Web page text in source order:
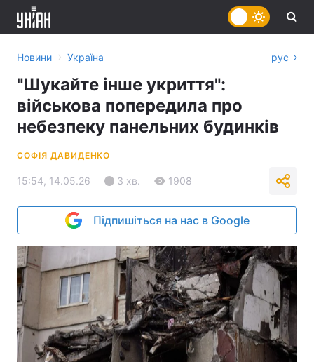
Новини › Україна рус
"Шукайте інше укриття":
військова попередила про
небезпеку панельних будинків
СОФІЯ ДАВИДЕНКО
15:54, 14.05.26 3 хв. 1908
Підпишіться на нас в Google